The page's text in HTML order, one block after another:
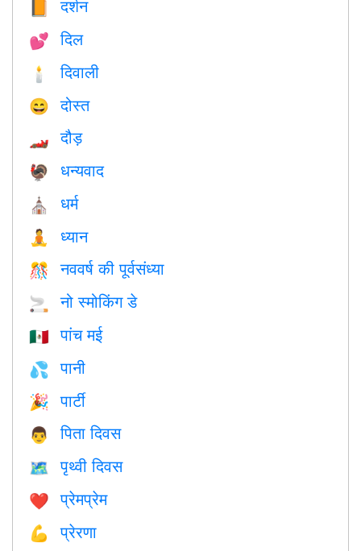
📙 दर्शन
💕 दिल
🕯 दिवाली
😄 दोस्त
🏎 दौड़
🦃 धन्यवाद
⛪️ धर्म
🧘 ध्यान
🎊 नववर्ष की पूर्वसंध्या
🚬 नो स्मोकिंग डे
🇲🇽 पांच मई
💦 पानी
🎉 पार्टी
👨 पिता दिवस
🗺️ पृथ्वी दिवस
❤️️ प्रेमप्रेम
💪 प्रेरणा